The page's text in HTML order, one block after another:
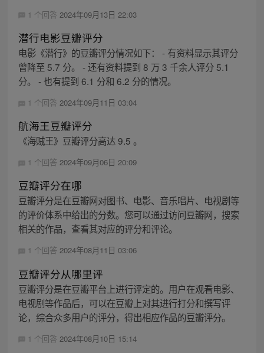
1 个回答 2024年09月13日 22:03
潜行电影豆瓣评分
电影《潜行》的豆瓣评分情况如下： - 有资料显示其评分
曾降至 5.7 分。 - 还有资料提到 8 万 3 千余人评分 5.1
分。 - 也有提到 6.1 分和 6.2 分的情况。
1 个回答 2024年09月11日 03:04
航海王豆瓣评分
《海贼王》豆瓣评分高达 9.5 。
1 个回答 2024年09月06日 20:09
豆瓣评分在哪
豆瓣评分是在豆瓣网对图书、电影、音乐唱片、电视剧等
的评价体系中给出的分数。您可以通过访问豆瓣网，搜索
相关的作品，查看其对应的评分和评论。
1 个回答 2024年08月11日 03:06
豆瓣评分从哪里评
豆瓣评分是在豆瓣平台上进行评定的。用户在观看电影、
电视剧等作品后，可以在豆瓣上对其进行打分和撰写评
论，综合众多用户的评分，得出相应作品的豆瓣评分。
1 个回答 2024年08月10日 15:14